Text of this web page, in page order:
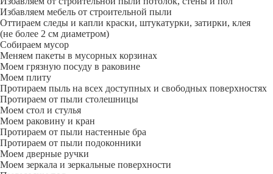
Избавляем мебель от строительной пыли
Оттираем следы и капли краски, штукатурки, затирки, клея
(не более 2 см диаметром)
Собираем мусор
Меняем пакеты в мусорных корзинах
Моем грязную посуду в раковине
Моем плиту
Протираем пыль на всех доступных и свободных поверхностях
Протираем от пыли столешницы
Моем стол и стулья
Моем раковину и кран
Протираем от пыли настенные бра
Протираем от пыли подоконники
Моем дверные ручки
Моем зеркала и зеркальные поверхности